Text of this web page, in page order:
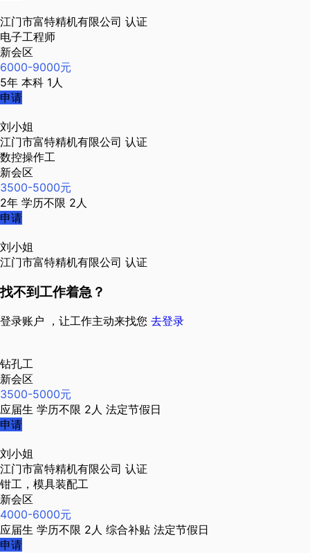
江门市富特精机有限公司 认证
电子工程师
新会区
6000-9000元
5年 本科 1人
申请
刘小姐
江门市富特精机有限公司 认证
数控操作工
新会区
3500-5000元
2年 学历不限 2人
申请
刘小姐
江门市富特精机有限公司 认证
找不到工作着急？
登录账户 ，让工作主动来找您 去登录
钻孔工
新会区
3500-5000元
应届生 学历不限 2人 法定节假日
申请
刘小姐
江门市富特精机有限公司 认证
钳工，模具装配工
新会区
4000-6000元
应届生 学历不限 2人 综合补贴 法定节假日
申请